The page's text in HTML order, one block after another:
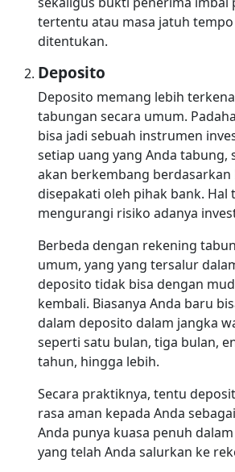
tertentu atau masa jatuh
ditentukan.
Deposito
Deposito memang lebih
tabungan secara umum.
bisa jadi sebuah instrumen
setiap uang yang Anda tabung,
akan berkembang berdasarkan
disepakati oleh pihak bank. Hal
mengurangi risiko adanya
Berbeda dengan rekening
umum, yang yang tersalur
deposito tidak bisa dengan
kembali. Biasanya Anda baru
dalam deposito dalam jangka
seperti satu bulan, tiga bulan,
tahun, hingga lebih.
Secara praktiknya, tentu
rasa aman kepada Anda
Anda punya kuasa penuh
yang telah Anda salurkan ke